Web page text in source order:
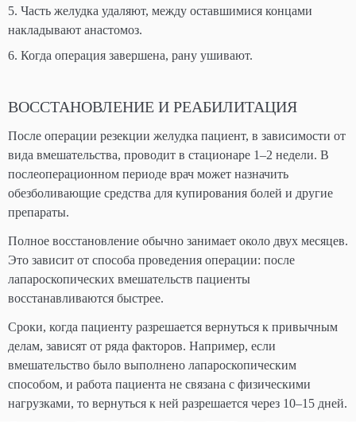
Часть желудка удаляют, между оставшимися концами
накладывают анастомоз.
Когда операция завершена, рану ушивают.
ВОССТАНОВЛЕНИЕ И РЕАБИЛИТАЦИЯ
После операции резекции желудка пациент, в зависимости от
вида вмешательства, проводит в стационаре 1–2 недели. В
послеоперационном периоде врач может назначить
обезболивающие средства для купирования болей и другие
препараты.
Полное восстановление обычно занимает около двух месяцев.
Это зависит от способа проведения операции: после
лапароскопических вмешательств пациенты
восстанавливаются быстрее.
Сроки, когда пациенту разрешается вернуться к привычным
делам, зависят от ряда факторов. Например, если
вмешательство было выполнено лапароскопическим
способом, и работа пациента не связана с физическими
нагрузками, то вернуться к ней разрешается через 10–15 дней.